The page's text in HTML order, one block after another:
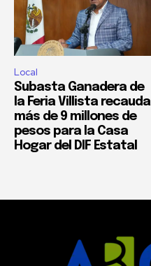
Local
Subasta Ganadera de
la Feria Villista recauda
más de 9 millones de
pesos para la Casa
Hogar del DIF Estatal